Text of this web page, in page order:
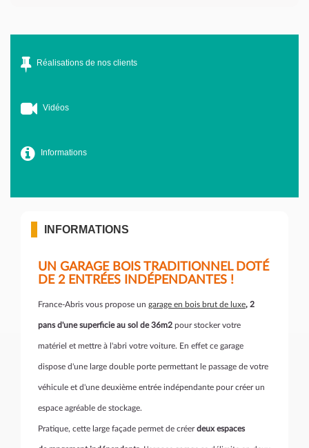
Réalisations de nos clients
Vidéos
Informations
INFORMATIONS
UN GARAGE BOIS TRADITIONNEL DOTÉ
DE 2 ENTRÉES INDÉPENDANTES !
France-Abris vous propose un garage en bois brut de luxe, 2
pans d'une superficie au sol de 36m2 pour stocker votre
matériel et mettre à l'abri votre voiture. En effet ce garage
dispose d'une large double porte permettant le passage de votre
véhicule et d'une deuxième entrée indépendante pour créer un
espace agréable de stockage.
Pratique, cette large façade permet de créerdeux espaces